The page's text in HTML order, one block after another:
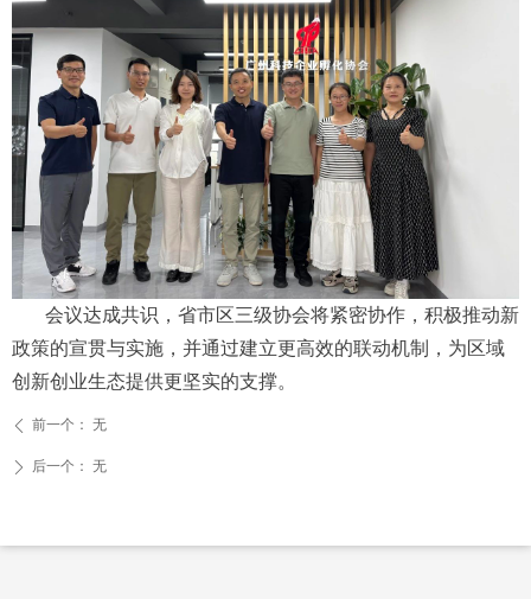
会议达成共识，省市区三级协会将紧密协作，积极推动新
政策的宣贯与实施，并通过建立更高效的联动机制，为区域
创新创业生态提供更坚实的支撑。
ꄴ 前一个： 无
ꄲ 后一个： 无